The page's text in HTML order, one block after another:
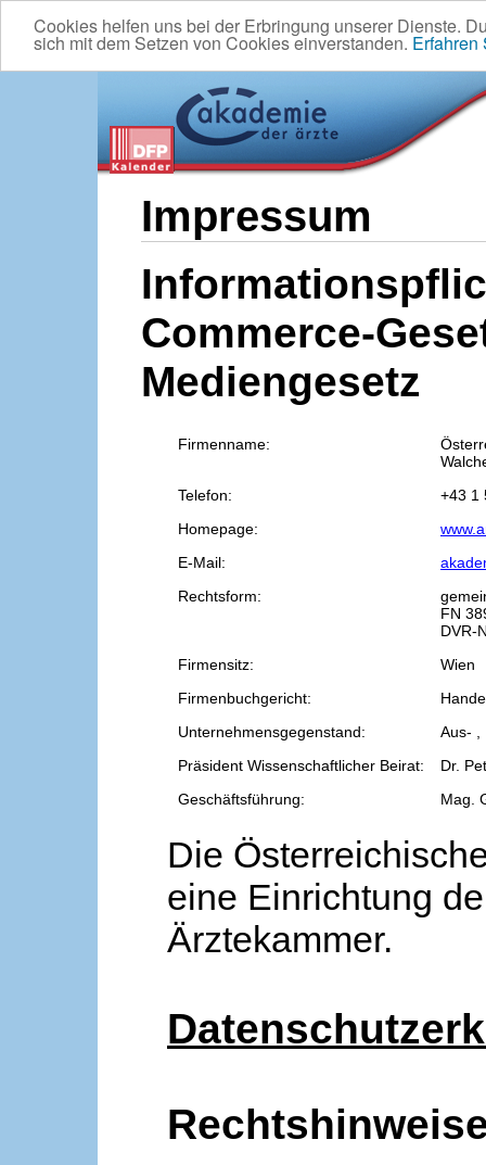
Cookies helfen uns bei der Erbringung unserer Dienste.
sich mit dem Setzen von Cookies einverstanden. Erfahren
Impressum
Commerce-
Mediengesetz
Firmenname:
Telefon:
+43 1
Homepage:
E-Mail:
Rechtsform:
FN
DVR-
Firmensitz:
Wien
Firmenbuchgericht:
Unternehmensgegenstand:
Aus- ,
Präsident Wissenschaftlicher Beirat:
Dr.
Geschäftsführung:
Mag.
Die
eine Einrichtung
Ärztekammer.